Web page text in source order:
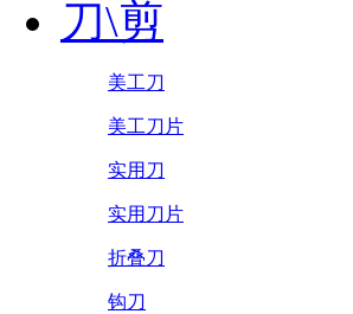
刀\剪
美工刀
美工刀片
实用刀
实用刀片
折叠刀
钩刀